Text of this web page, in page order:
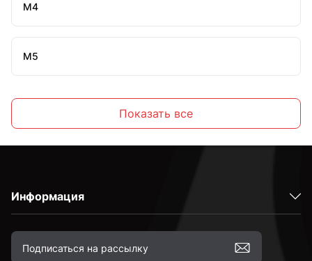
М4
М5
М10
М12
Показать все
Информация